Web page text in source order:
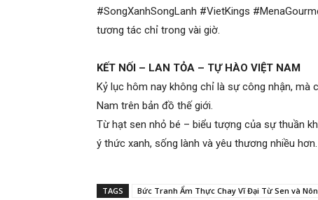
#SongXanhSongLanh #VietKings
tương tác chỉ trong vài giờ.
KẾT NỐI – LAN TỎA – TỰ HÀO VIỆT NAM
Kỷ lục hôm nay không chỉ là sự công nhận,
Nam trên bản đồ thế giới.
Từ hạt sen nhỏ bé – biểu tượng của sự thuần
ý thức xanh, sống lành và yêu thương nhiều hơn.
TAGS Bức Tranh Ẩm Thực Chay Vĩ Đại Từ Sen và